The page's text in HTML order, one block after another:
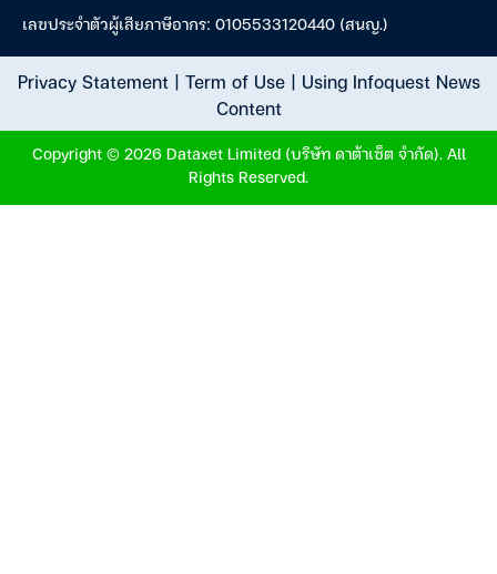
เลขประจำตัวผู้เสียภาษีอากร: 0105533120440 (สนญ.)
Privacy Statement| Term of Use| Using Infoquest News
Content
Copyright © 2026 Dataxet Limited (บริษัท ดาต้าเซ็ต จำกัด). All
Rights Reserved.